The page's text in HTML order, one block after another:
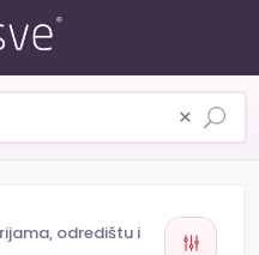
×
odredištu i